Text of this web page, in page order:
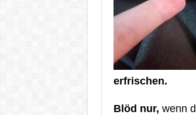
erfrischen.
Blöd nur, wenn